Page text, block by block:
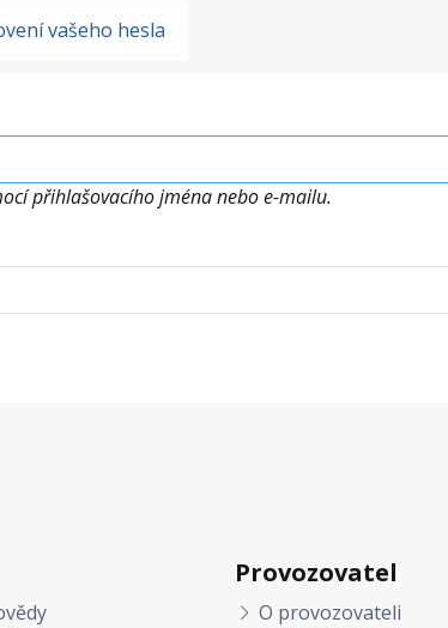
vašeho hesla
přihlašovacího jména nebo e-mailu.
Provozovatel
O provozovateli